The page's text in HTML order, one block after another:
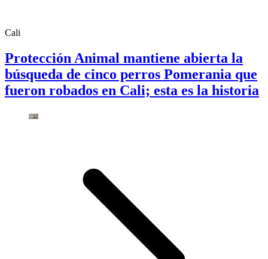
Cali
Protección Animal mantiene abierta la
búsqueda de cinco perros Pomerania que
fueron robados en Cali; esta es la historia